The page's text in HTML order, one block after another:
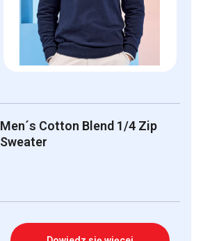
Men´s Cotton Blend 1/4 Zip
Sweater